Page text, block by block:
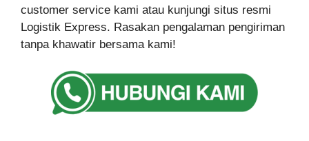
customer service kami atau kunjungi situs resmi
Logistik Express. Rasakan pengalaman pengiriman
tanpa khawatir bersama kami!